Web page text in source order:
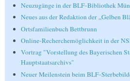
Neuzugänge in der BLF-Bibliothek
Neues aus der Redaktion der „Gelben
Ortsfamilienbuch Bettbrunn
Online-Recherchemöglichkeit in der
Vortrag "Vorstellung des Bayerischen
Hauptstaatsarchivs"
Neuer Meilenstein beim BLF-